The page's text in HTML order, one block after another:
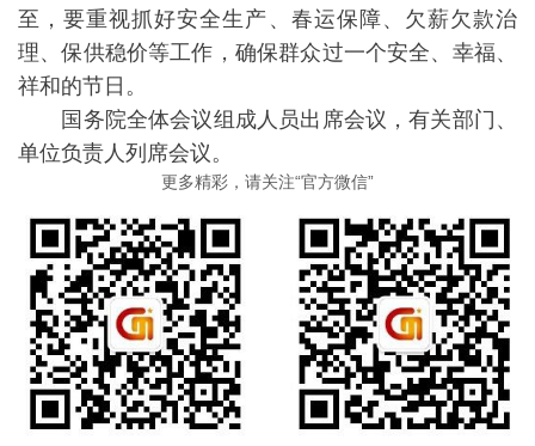
至，要重视抓好安全生产、春运保障、欠薪欠款治
理、保供稳价等工作，确保群众过一个安全、幸福、
祥和的节日。
国务院全体会议组成人员出席会议，有关部门、
单位负责人列席会议。
更多精彩，请关注“官方微信”